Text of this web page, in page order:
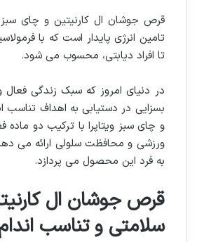
قرص جوشان ال کارنیتین و چای سبز
تامین انرژی پایدار است که با
تا افراد دیابتی، محسوب می شود.
در دنیای امروز که سبک زندگی
بسزایی در دستیابی به اهداف تناسب
و چای سبز ویتاپرا با ترکیب دو
ورزشی و محافظت سلولی ارائه می
به فرد این محصول می پردازد.
قرص جوشان ال
سلامتی و تناسب